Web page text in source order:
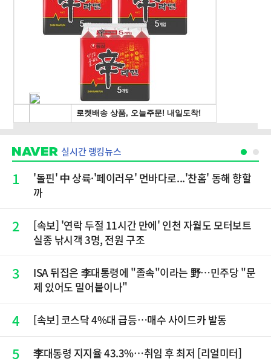
실시간 랭킹뉴스
1
'돌핀' 中 상륙·'페이러우' 먼바다로...'찬홈' 동해 향할
까
2
[속보] '연락 두절 11시간 만에' 인천 자월도 모터보트
실종 낚시객 3명, 전원 구조
3
ISA 뒤집은 李대통령에 "졸속"이라는 野…민주당 "문
제 있어도 밀어붙이나"
4 [속보] 코스닥 4%대 급등…매수 사이드카 발동
5 李대통령 지지율 43.3%…취임 후 최저 [리얼미터]